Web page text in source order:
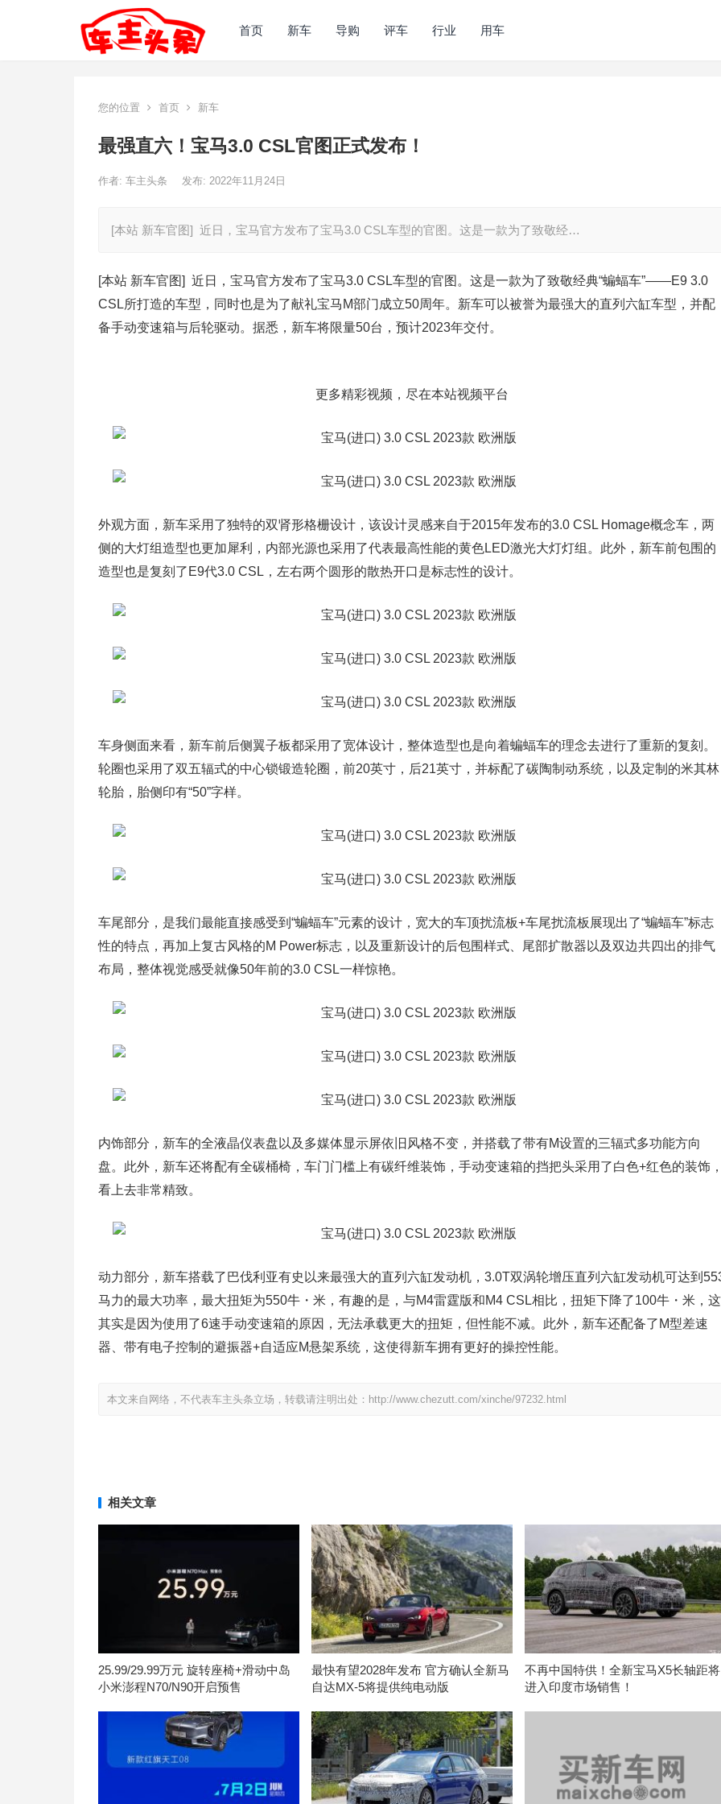
首页 新车 导购 评车 行业 用车
您的位置 首页 新车
最强直六！宝马3.0 CSL官图正式发布！
作者: 车主头条 发布: 2022年11月24日
[本站 新车官图] 近日，宝马官方发布了宝马3.0 CSL车型的官图。这是一款为了致敬经…
[本站 新车官图] 近日，宝马官方发布了宝马3.0 CSL车型的官图。这是一款为了致敬经典“蝙蝠车”――E9 3.0
CSL所打造的车型，同时也是为了献礼宝马M部门成立50周年。新车可以被誉为最强大的直列六缸车型，并配
备手动变速箱与后轮驱动。据悉，新车将限量50台，预计2023年交付。
更多精彩视频，尽在本站视频平台
外观方面，新车采用了独特的双肾形格栅设计，该设计灵感来自于2015年发布的3.0 CSL Homage概念车，两
侧的大灯组造型也更加犀利，内部光源也采用了代表最高性能的黄色LED激光大灯灯组。此外，新车前包围的
造型也是复刻了E9代3.0 CSL，左右两个圆形的散热开口是标志性的设计。
车身侧面来看，新车前后侧翼子板都采用了宽体设计，整体造型也是向着蝙蝠车的理念去进行了重新的复刻。
轮圈也采用了双五辐式的中心锁锻造轮圈，前20英寸，后21英寸，并标配了碳陶制动系统，以及定制的米其林
轮胎，胎侧印有“50”字样。
车尾部分，是我们最能直接感受到“蝙蝠车”元素的设计，宽大的车顶扰流板+车尾扰流板展现出了“蝙蝠车”标志
性的特点，再加上复古风格的M Power标志，以及重新设计的后包围样式、尾部扩散器以及双边共四出的排气
布局，整体视觉感受就像50年前的3.0 CSL一样惊艳。
内饰部分，新车的全液晶仪表盘以及多媒体显示屏依旧风格不变，并搭载了带有M设置的三辐式多功能方向
盘。此外，新车还将配有全碳桶椅，车门门槛上有碳纤维装饰，手动变速箱的挡把头采用了白色+红色的装饰
看上去非常精致。
动力部分，新车搭载了巴伐利亚有史以来最强大的直列六缸发动机，3.0T双涡轮增压直列六缸发动机可达到
马力的最大功率，最大扭矩为550牛・米，有趣的是，与M4雷霆版和M4 CSL相比，扭矩下降了100牛・米，这
其实是因为使用了6速手动变速箱的原因，无法承载更大的扭矩，但性能不减。此外，新车还配备了M型差速
器、带有电子控制的避振器+自适应M悬架系统，这使得新车拥有更好的操控性能。
本文来自网络，不代表车主头条立场，转载请注明出处：http://www.chezutt.com/xinche/97232.html
相关文章
25.99/29.99万元 旋转座椅+滑动中岛
小米澎程N70/N90开启预售
最快有望2028年发布 官方确认全新马
自达MX-5将提供纯电动版
不再中国特供！全新宝马X5长轴距将
进入印度市场销售！